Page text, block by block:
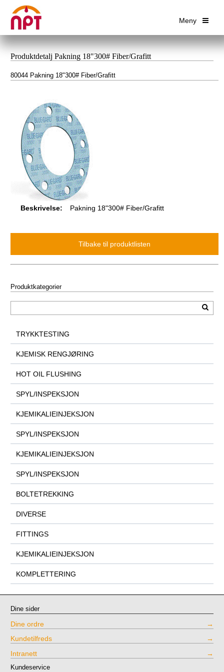
Meny
Produktdetalj Pakning 18"300# Fiber/Grafitt
80044 Pakning 18"300# Fiber/Grafitt
Beskrivelse: Pakning 18"300# Fiber/Grafitt
Produktkategorier
TRYKKTESTING
KJEMISK RENGJØRING
HOT OIL FLUSHING
SPYL/INSPEKSJON
KJEMIKALIEINJEKSJON
SPYL/INSPEKSJON
KJEMIKALIEINJEKSJON
SPYL/INSPEKSJON
BOLTETREKKING
DIVERSE
FITTINGS
KJEMIKALIEINJEKSJON
KOMPLETTERING
Dine sider
Dine ordre
Kundetilfreds
Intranett
Kundeservice